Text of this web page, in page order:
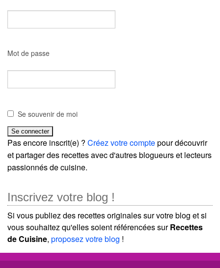
Mot de passe
Se souvenir de moi
Pas encore inscrit(e) ? Créez votre comptepour découvrir
et partager des recettes avec d'autres blogueurs et lecteurs
passionnés de cuisine.
Inscrivez votre blog !
Si vous publiez des recettes originales sur votre blog et si
vous souhaitez qu'elles soient référencées surRecettes
de Cuisine, proposez votre blog !